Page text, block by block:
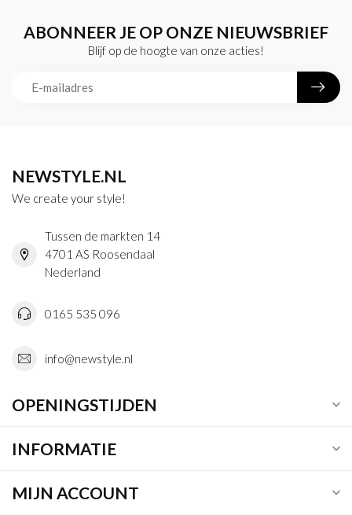
ABONNEER JE OP ONZE NIEUWSBRIEF
Blijf op de hoogte van onze acties!
NEWSTYLE.NL
We create your style!
Tussen de markten 14
4701 AS Roosendaal
Nederland
0165 535 096
info@newstyle.nl
OPENINGSTIJDEN
INFORMATIE
MIJN ACCOUNT